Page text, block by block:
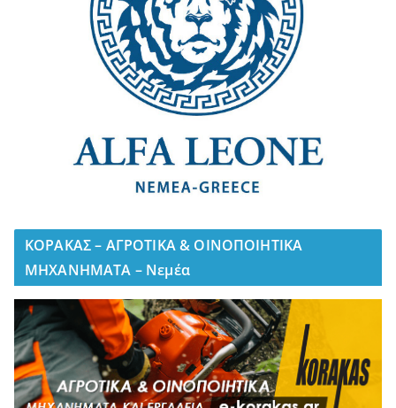
ΚΟΡΑΚΑΣ – ΑΓΡΟΤΙΚΑ & ΟΙΝΟΠΟΙΗΤΙΚΑ
ΜΗΧΑΝΗΜΑΤΑ – Νεμέα